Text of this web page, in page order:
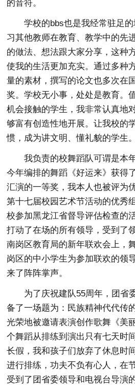
的音符。
学校的bbs也是我经常驻足
习其他教师在教育、教学中的先
的做法、想法跟大家分享，这种
使我的生活更加充实。通过多种
量的素材，撰写的论文也多次在
奖。学校无小事，处处是教育。
机会接触的学生，我非常认真地
够富有创造性地开展。让我校的
惯，成为讲文明、懂礼貌的学生。
我负责的校舞蹈队可谓是本
今年编排的舞蹈《好运来》获得
汇演的一等奖，我本人也被评为
第十七届校园艺术节活动的优秀
校参加黑龙江省督导评估检查的
打动了在场的所有领导，受到了
南岗区教育局的新年联欢会上，
岗区的中小学生为参加联欢的领
来了阵阵掌声。
为了庆祝建队55周年，团省
备了一场题为：民族精神代代传
光荣地被邀请表演创作歌舞《美
个舞蹈从排练到演出只有七天时
长假，我和孩子们放弃了休息时
进行排练，功夫不负有心人，在
受到了团省委领导和电视台导演